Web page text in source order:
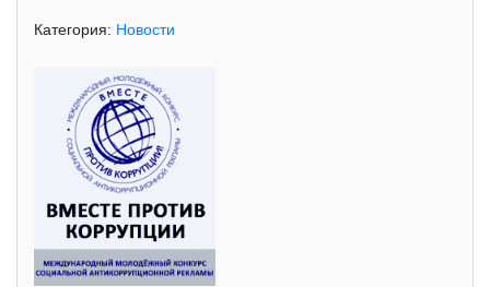
Категория: Новости